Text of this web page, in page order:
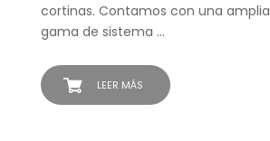
LEER MÁS
cortinas. Contamos con una amplia
gama de sistema …